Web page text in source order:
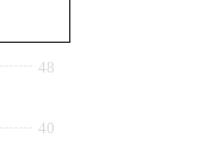
40
48